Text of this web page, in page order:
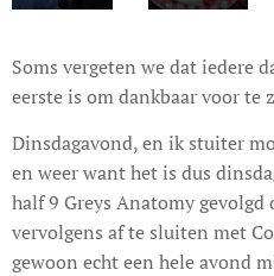
Soms vergeten we dat iedere
eerste is om dankbaar voor te
Dinsdagavond, en ik stuiter
en weer want het is dus
half 9 Greys Anatomy
vervolgens af te sluiten met
gewoon echt een hele avond